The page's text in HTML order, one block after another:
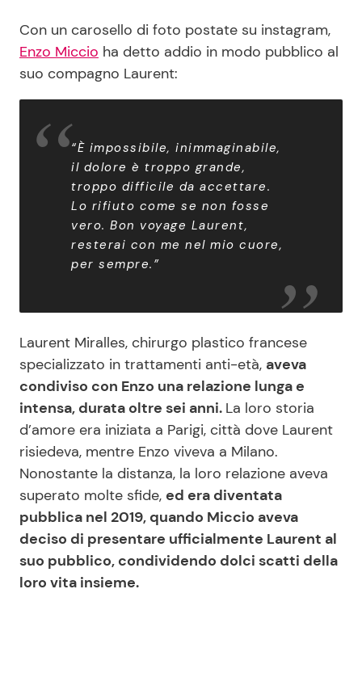
Con un carosello di foto postate su instagram,
Enzo Miccio ha detto addio in modo pubblico al
suo compagno Laurent:
“È impossibile, inimmaginabile,
il dolore è troppo grande,
troppo difficile da accettare.
Lo rifiuto come se non fosse
vero. Bon voyage Laurent,
resterai con me nel mio cuore,
per sempre.”
Laurent Miralles, chirurgo plastico francese
specializzato in trattamenti anti-età, aveva
condiviso con Enzo una relazione lunga e
intensa, durata oltre sei anni. La loro storia
d’amore era iniziata a Parigi, città dove Laurent
risiedeva, mentre Enzo viveva a Milano.
Nonostante la distanza, la loro relazione aveva
superato molte sfide, ed era diventata
pubblica nel 2019, quando Miccio aveva
deciso di presentare ufficialmente Laurent al
suo pubblico, condividendo dolci scatti della
loro vita insieme.